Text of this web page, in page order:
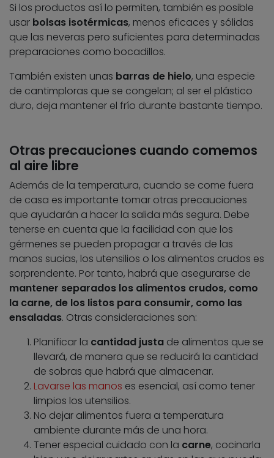
Si los productos así lo permiten, también es posible
usar bolsas isotérmicas, menos eficaces y sólidas
que las neveras pero suficientes para determinadas
preparaciones como bocadillos.
También existen unas barras de hielo, una especie
de cantimploras que se congelan; al ser el plástico
duro, deja mantener el frío durante bastante tiempo.
Otras precauciones cuando comemos
al aire libre
Además de la temperatura, cuando se come fuera
de casa es importante tomar otras precauciones
que ayudarán a hacer la salida más segura. Debe
tenerse en cuenta que la facilidad con que los
gérmenes se pueden propagar a través de las
manos sucias, los utensilios o los alimentos crudos es
sorprendente. Por tanto, habrá que asegurarse de
mantener separados los alimentos crudos, como
la carne, de los listos para consumir, como las
ensaladas. Otras consideraciones son:
Planificar la cantidad justa de alimentos que se
llevará, de manera que se reducirá la cantidad
de sobras que habrá que almacenar.
Lavarse las manos es esencial, así como tener
limpios los utensilios.
No dejar alimentos fuera a temperatura
ambiente durante más de una hora.
Tener especial cuidado con la carne, cocinarla